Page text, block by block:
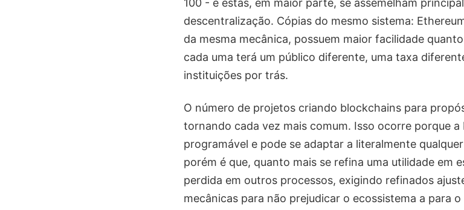
100 - e estas, em maior parte, se assemelham
descentralização. Cópias do mesmo sistema:
da mesma mecânica, possuem maior facilidade
cada uma terá um público diferente, uma taxa
instituições por trás.
O número de projetos criando blockchains para
tornando cada vez mais comum. Isso ocorre porque
programável e pode se adaptar a literalmente
porém é que, quanto mais se refina uma utilidade em
perdida em outros processos, exigindo refinados
mecânicas para não prejudicar o ecossistema a para